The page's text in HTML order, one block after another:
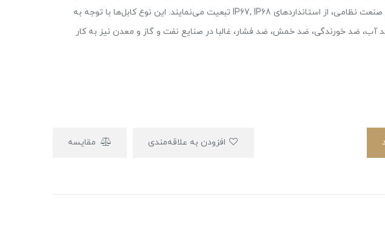
رعایت اصول ارتباطی در صنعت نظامی، از استانداردهای IP67, IP68 تبعیت می‌نمایند. این نوع کابل‌ها با توجه به
آب، ضد خورندگی، ضد خمش، ضد فشار، غالبا در صنایع نفت و گاز و معدن نیز به کار
مقایسه